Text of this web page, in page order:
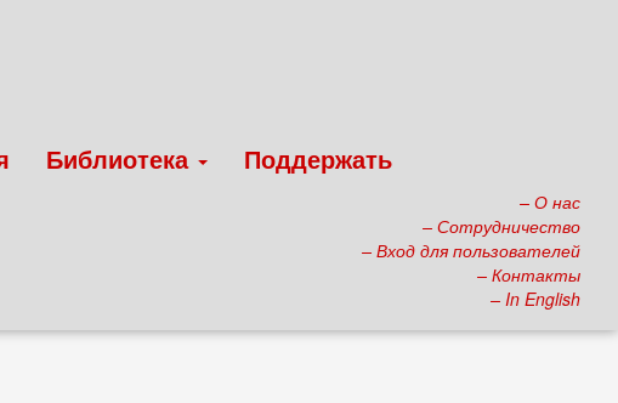
Библиотека Поддержать
– О нас
– Сотрудничество
– Вход для пользователей
– Контакты
– In English